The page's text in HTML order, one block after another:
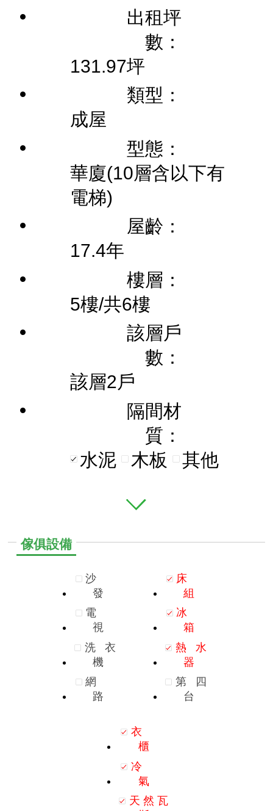
出租坪
數：
131.97坪
類型：
成屋
型態：
華廈(10層含以下有
電梯)
屋齡：
17.4年
樓層：
5樓/共6樓
該層戶
數：
該層2戶
隔間材
質：
水泥
木板 其他
傢俱設備
沙
發
電
視
洗
衣
機
網
路
床
組
冰
箱
熱
水
器
第
四
台
衣
櫃
冷
氣
天 然 瓦